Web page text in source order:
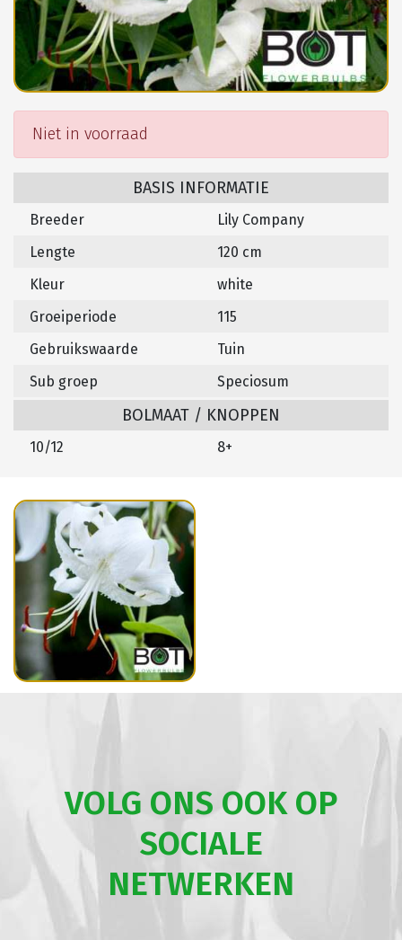
Niet in voorraad
BASIS INFORMATIE
Breeder
Lily Company
Lengte
120 cm
Kleur
white
Groeiperiode
115
Gebruikswaarde
Tuin
Sub groep
Speciosum
BOLMAAT / KNOPPEN
10/12 8+
VOLG ONS OOK OP
SOCIALE
NETWERKEN